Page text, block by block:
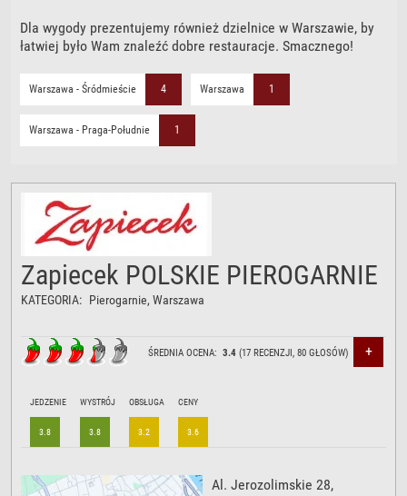
Dla wygody prezentujemy również dzielnice w Warszawie, by
łatwiej było Wam znaleźć dobre restauracje. Smacznego!
Warszawa - Śródmieście 4 Warszawa 1
Warszawa - Praga-Południe 1
Zapiecek POLSKIE PIEROGARNIE
KATEGORIA: Pierogarnie, Warszawa
ŚREDNIA OCENA:3.4 (17 RECENZJI,80 GŁOSÓW) +
JEDZENIE
3.8
WYSTRÓJ
3.8
OBSŁUGA
3.2
CENY
3.6
Al. Jerozolimskie 28,